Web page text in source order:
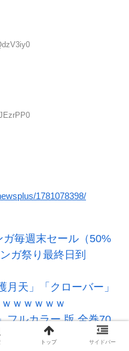
1781078398/
ガ毎週末セール（50%
ガ祭り最終日到
月天」「クローバー」
ｗｗｗｗｗ
フルカラー 版 全巻70
スポーツ漫画50％ポイ
トップ サイドバー